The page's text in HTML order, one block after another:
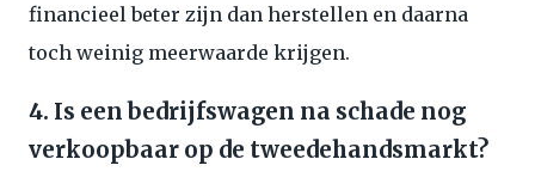
financieel beter zijn dan herstellen en daarna
toch weinig meerwaarde krijgen.
4. Is een bedrijfswagen na schade nog
verkoopbaar op de tweedehandsmarkt?